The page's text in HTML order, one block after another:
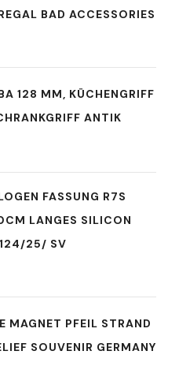
BAD ACCESSORIES
128 MM, KÜCHENGRIFF
ANTIK
FASSUNG R7S
LANGES SILICON
25/ SV
MAGNET PFEIL STRAND
SOUVENIR GERMANY